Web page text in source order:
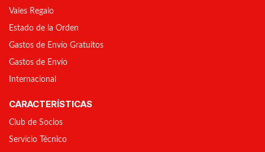
Vales Regalo
Estado de la Orden
Gastos de Envío Gratuitos
Gastos de Envío
Internacional
CARACTERÍSTICAS
Club de Socios
Servicio Técnico